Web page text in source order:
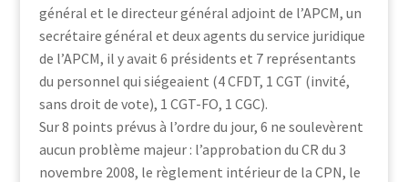
général et le directeur général adjoint de l’APCM, un
secrétaire général et deux agents du service juridique
de l’APCM, il y avait 6 présidents et 7 représentants
du personnel qui siégeaient (4 CFDT, 1 CGT (invité,
sans droit de vote), 1 CGT-FO, 1 CGC).
Sur 8 points prévus à l’ordre du jour, 6 ne soulevèrent
aucun problème majeur : l’approbation du CR du 3
novembre 2008, le règlement intérieur de la CPN, le